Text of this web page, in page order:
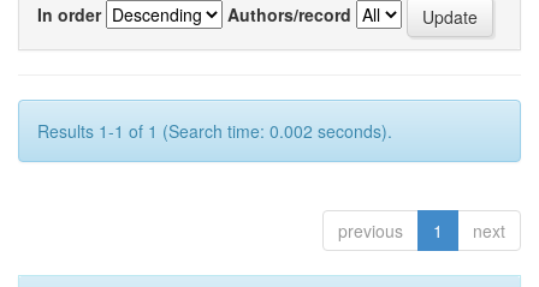
In order
Authors/record
Results 1-1 of 1 (Search time: 0.002 seconds).
previous 1 next